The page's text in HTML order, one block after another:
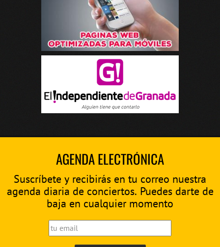
AGENDA ELECTRÓNICA
Suscríbete y recibirás en tu correo nuestra
agenda diaria de conciertos. Puedes darte de
baja en cualquier momento